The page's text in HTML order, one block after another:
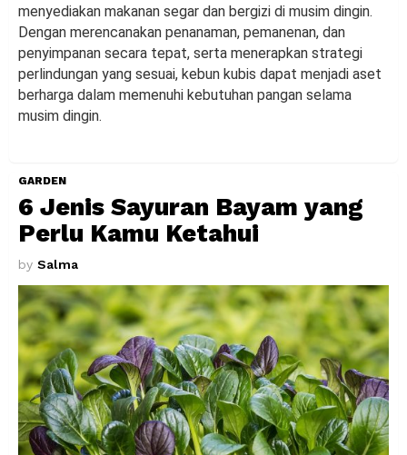
menyediakan makanan segar dan bergizi di musim dingin.
Dengan merencanakan penanaman, pemanenan, dan
penyimpanan secara tepat, serta menerapkan strategi
perlindungan yang sesuai, kebun kubis dapat menjadi aset
berharga dalam memenuhi kebutuhan pangan selama
musim dingin.
GARDEN
6 Jenis Sayuran Bayam yang
Perlu Kamu Ketahui
by Salma